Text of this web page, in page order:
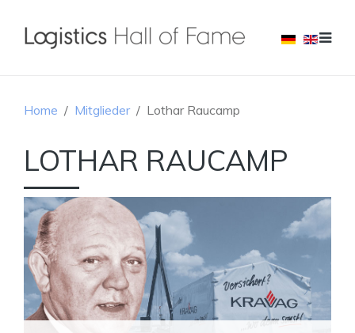
Home Mitglieder Lothar Raucamp
LOTHAR RAUCAMP